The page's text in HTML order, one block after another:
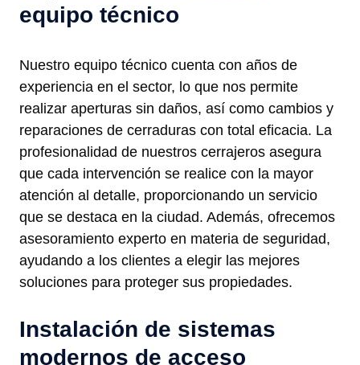
equipo técnico
Nuestro equipo técnico cuenta con años de
experiencia en el sector, lo que nos permite
realizar aperturas sin daños, así como cambios y
reparaciones de cerraduras con total eficacia. La
profesionalidad de nuestros cerrajeros asegura
que cada intervención se realice con la mayor
atención al detalle, proporcionando un servicio
que se destaca en la ciudad. Además, ofrecemos
asesoramiento experto en materia de seguridad,
ayudando a los clientes a elegir las mejores
soluciones para proteger sus propiedades.
Instalación de sistemas
modernos de acceso